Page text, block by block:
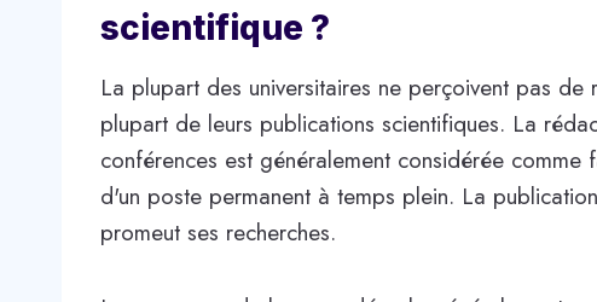
scientifique ?
La plupart des universitaires ne perçoivent pas
plupart de leurs publications scientifiques. La
conférences est généralement considérée
d'un poste permanent à temps plein. La
promeut ses recherches.